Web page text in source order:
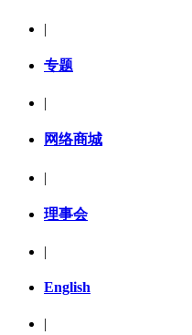
|
专题
|
网络商城
|
理事会
|
English
|